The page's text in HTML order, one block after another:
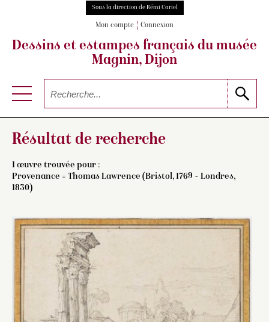
Sous la direction de Rémi Cariel
Mon compte Connexion
Dessins et estampes français du musée
Magnin, Dijon
Résultat de recherche
1 œuvre trouvée pour :
Provenance = Thomas Lawrence (Bristol, 1769 – Londres,
1830)